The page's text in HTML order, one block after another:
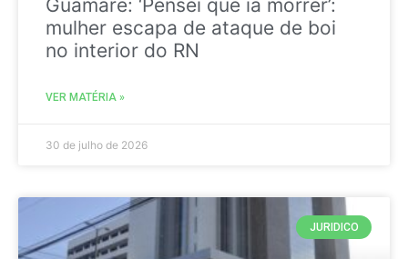
Guamaré: ‘Pensei que ia morrer’:
mulher escapa de ataque de boi
no interior do RN
VER MATÉRIA »
30 de julho de 2026
JURIDICO